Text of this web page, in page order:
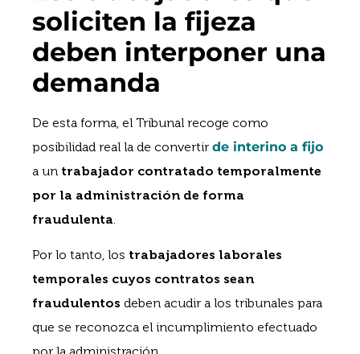
soliciten la fijeza
deben interponer una
demanda
De esta forma, el Tribunal recoge como
posibilidad real la de convertir de interino a fijo
a un trabajador contratado temporalmente
por la administración de forma
fraudulenta.
Por lo tanto, los trabajadores laborales
temporales cuyos contratos sean
fraudulentos deben acudir a los tribunales para
que se reconozca el incumplimiento efectuado